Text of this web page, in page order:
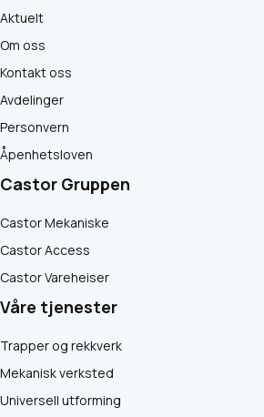
Aktuelt
Om oss
Kontakt oss
Avdelinger
Personvern
Åpenhetsloven
Castor Gruppen
Castor Mekaniske
Castor Access
Castor Vareheiser
Våre tjenester
Trapper og rekkverk
Mekanisk verksted
Universell utforming